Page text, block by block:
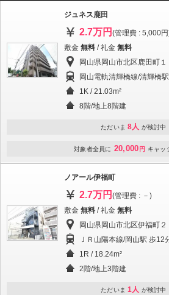
ジュネス鹿田
2.7万円 (管理費 : 5,000
敷金 無料 / 礼金 無料
岡山県岡山市北区鹿田町１
岡山電軌清輝橋線/清輝橋
1K / 21.03m²
8階/地上8階建
ただいま 8人 が検討中
対象者全員に 20,000 円 キャッ
ノアール伊福町
2.7万円 (管理費 : －)
敷金 無料 / 礼金 無料
岡山県岡山市北区伊福町２
ＪＲ山陽本線/岡山駅 歩12
1R / 18.24m²
2階/地上3階建
ただいま 1人 が検討中